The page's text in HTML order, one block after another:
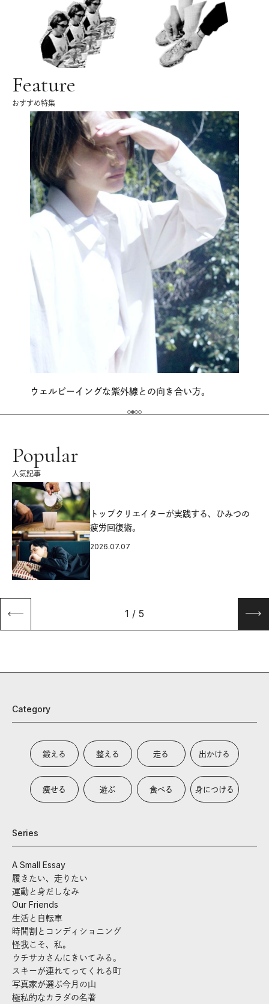
Feature
おすすめ特集
ウェルビーイングな紫外線との向き合い方。
Popular
人気記事
トップクリエイターが実践する、ひみつの
疲労回復術。
2026.07.07
1 / 5
Category
鍛える 整える 走る 出かける
痩せる 遊ぶ 食べる 身につける
Series
A Small Essay
履きたい、走りたい
運動と身だしなみ
Our Friends
生活と自転車
時間割とコンディショニング
怪我こそ、私。
ウチサカさんにきいてみる。
スキーが連れてってくれる町
写真家が選ぶ今月の山
極私的なカラダの名著